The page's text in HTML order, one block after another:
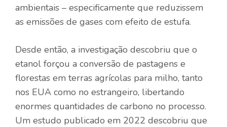
ambientais – especificamente que reduzissem
as emissões de gases com efeito de estufa.
Desde então, a investigação descobriu que o
etanol forçou a conversão de pastagens e
florestas em terras agrícolas para milho, tanto
nos EUA como no estrangeiro, libertando
enormes quantidades de carbono no processo.
Um estudo publicado em 2022 descobriu que